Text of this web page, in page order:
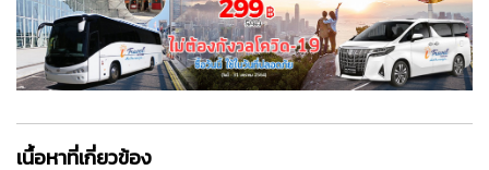
เนื้อหาที่เกี่ยวข้อง